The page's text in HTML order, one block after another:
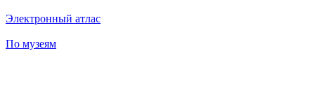
Электронный атлас
По музеям